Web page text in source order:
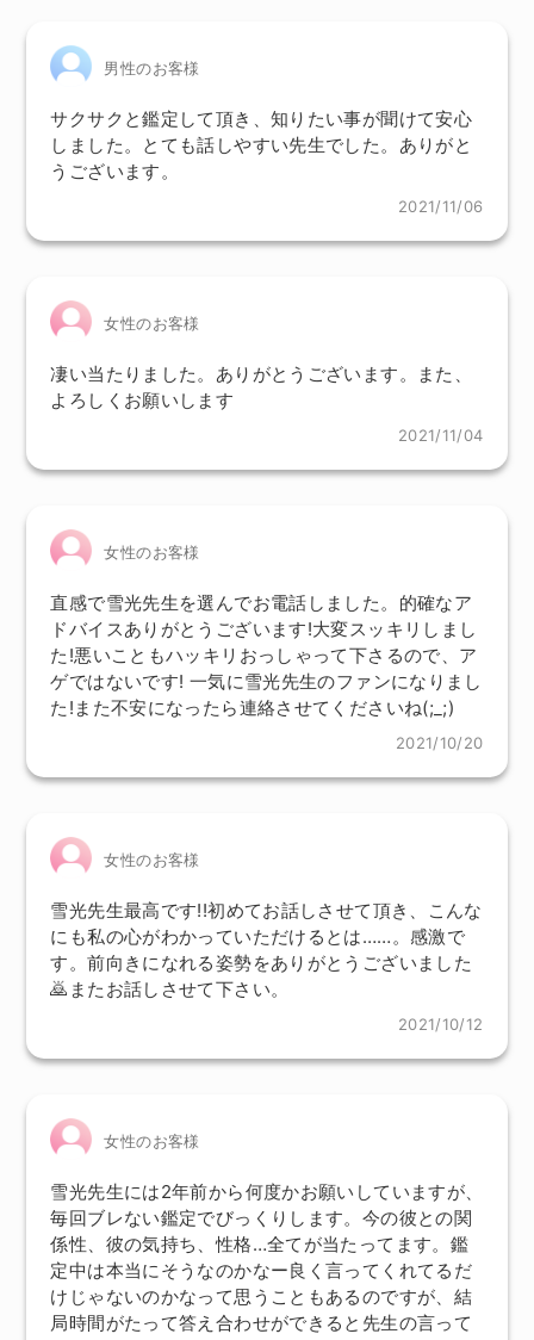
男性のお客様
サクサクと鑑定して頂き、知りたい事が聞けて安心
しました。とても話しやすい先生でした。ありがと
うございます。
2021/11/06
女性のお客様
凄い当たりました。ありがとうございます。また、
よろしくお願いします
2021/11/04
女性のお客様
直感で雪光先生を選んでお電話しました。的確なア
ドバイスありがとうございます!大変スッキリしまし
た!悪いこともハッキリおっしゃって下さるので、ア
ゲではないです! 一気に雪光先生のファンになりまし
た!また不安になったら連絡させてくださいね(;_;)
2021/10/20
女性のお客様
雪光先生最高です!!初めてお話しさせて頂き、こんな
にも私の心がわかっていただけるとは……。感激で
す。前向きになれる姿勢をありがとうございました
🙇またお話しさせて下さい。
2021/10/12
女性のお客様
雪光先生には2年前から何度かお願いしていますが、
毎回ブレない鑑定でびっくりします。今の彼との関
係性、彼の気持ち、性格…全てが当たってます。鑑
定中は本当にそうなのかなー良く言ってくれてるだ
けじゃないのかなって思うこともあるのですが、結
局時間がたって答え合わせができると先生の言って